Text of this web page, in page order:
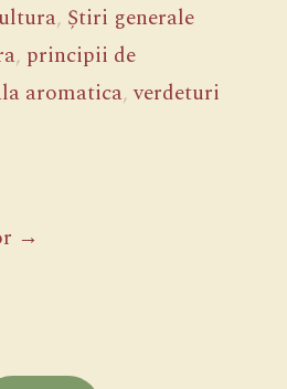
, Știri generale
, principii de
aromatica,verdeturi
→